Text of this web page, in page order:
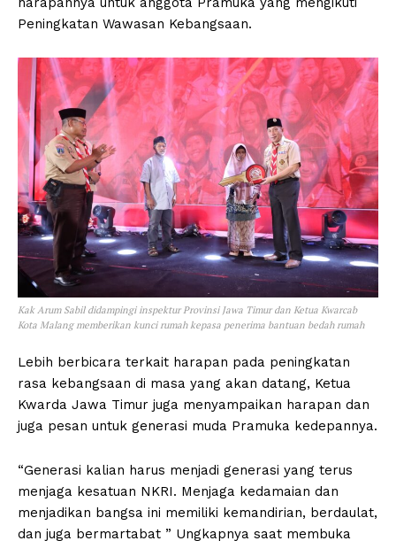
Peningkatan Wawasan Kebangsaan.
Kak Arum Sabil didampingi inspektur Provinsi Jawa Timur dan Ketua Kwarcab
Kota Malang memberikan kunci rumah kepasa penerima bantuan bedah rumah
Lebih berbicara terkait harapan pada peningkatan
rasa kebangsaan di masa yang akan datang, Ketua
Kwarda Jawa Timur juga menyampaikan harapan dan
juga pesan untuk generasi muda Pramuka kedepannya.
“Generasi kalian harus menjadi generasi yang terus
menjaga kesatuan NKRI. Menjaga kedamaian dan
menjadikan bangsa ini memiliki kemandirian, berdaulat,
dan juga bermartabat ” Ungkapnya saat membuka